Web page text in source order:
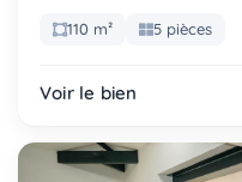
110 m² 5 pièces
Voir le bien